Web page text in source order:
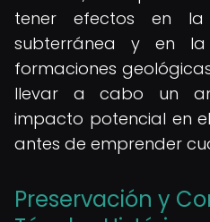
tener efectos en
subterránea y en
formaciones
llevar a cabo un
impacto potencial en
antes de emprender
Preservación y